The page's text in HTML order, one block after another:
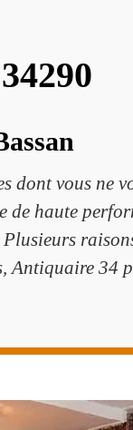
dont vous ne
de haute
Antiquaire 34